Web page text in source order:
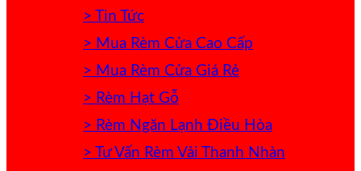
> Tin Tức
> Mua Rèm Cửa Cao Cấp
> Mua Rèm Cửa Giá Rẻ
> Rèm Hạt Gỗ
> Rèm Ngăn Lạnh Điều Hòa
> Tư Vấn Rèm Vải Thanh Nhàn